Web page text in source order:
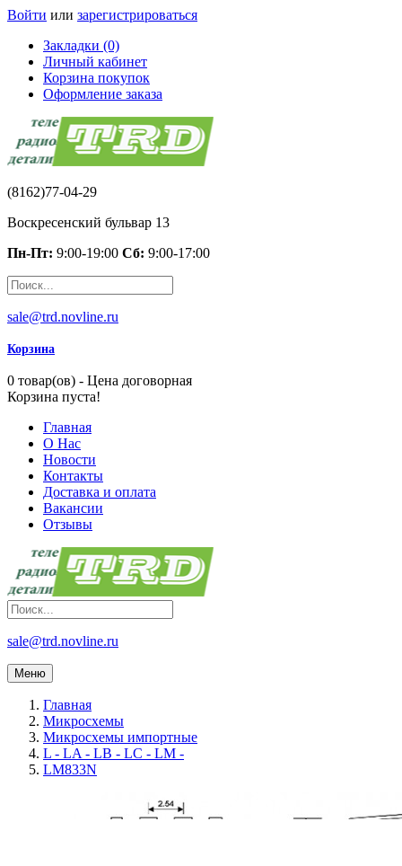
Войти или зарегистрироваться
Закладки (0)
Личный кабинет
Корзина покупок
Оформление заказа
(8162)77-04-29
Воскресенский бульвар 13
Пн-Пт: 9:00-19:00 Сб: 9:00-17:00
sale@trd.novline.ru
Корзина
0 товар(ов) - Цена договорная
Корзина пуста!
Главная
О Нас
Новости
Контакты
Доставка и оплата
Вакансии
Отзывы
sale@trd.novline.ru
Меню
Главная
Микросхемы
Микросхемы импортные
L - LA - LB - LC - LM -
LM833N